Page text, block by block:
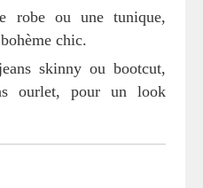
robe ou une tunique,
chic.
skinny ou bootcut,
ourlet, pour un look